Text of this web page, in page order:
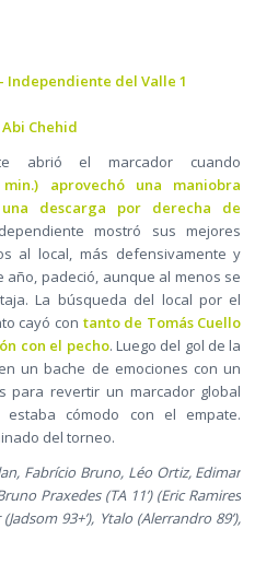
Independiente del Valle 1
Chehid
abrió el marcador cuando
aprovechó una maniobra
descarga por derecha de
mostró sus mejores
al local, más defensivamente y
año, padeció, aunque al menos se
La búsqueda del local por el
cayó con tanto de Tomás Cuello
con el pecho. Luego del gol de la
un bache de emociones con un
para revertir un marcador global
cómodo con el empate.
del torneo.
Fabrício Bruno, Léo Ortiz, Edimar
Praxedes (TA 11’) (Eric Ramires
93+’), Ytalo (Alerrandro 89’),